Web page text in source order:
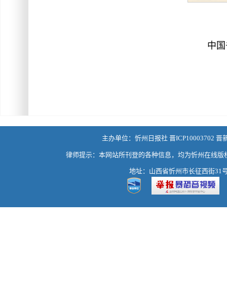
中
主办单位：忻州日报社 晋ICP10003702 晋
律师提示：本网站所刊登的各种信息，均为忻州在线
地址：山西省忻州市长征西街31